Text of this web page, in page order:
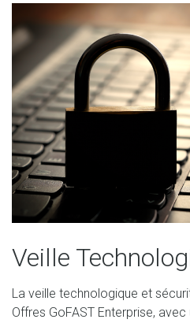
Veille
La veille technologique et
Offres GoFAST Enterprise,